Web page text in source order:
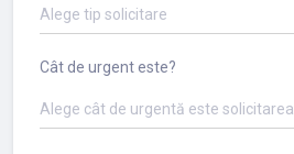
Alege tip solicitare
Cât de urgent este?
Alege cât de urgentă este solicitarea